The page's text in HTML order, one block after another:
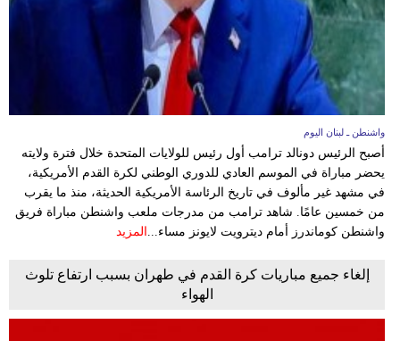
واشنطن ـ لبنان اليوم
أصبح الرئيس دونالد ترامب أول رئيس للولايات المتحدة خلال فترة ولايته
يحضر مباراة في الموسم العادي للدوري الوطني لكرة القدم الأمريكية،
في مشهد غير مألوف في تاريخ الرئاسة الأمريكية الحديثة، منذ ما يقرب
من خمسين عامًا. شاهد ترامب من مدرجات ملعب واشنطن مباراة فريق
واشنطن كوماندرز أمام ديترويت لايونز مساء... المزيد
إلغاء جميع مباريات كرة القدم في طهران بسبب ارتفاع تلوث
الهواء